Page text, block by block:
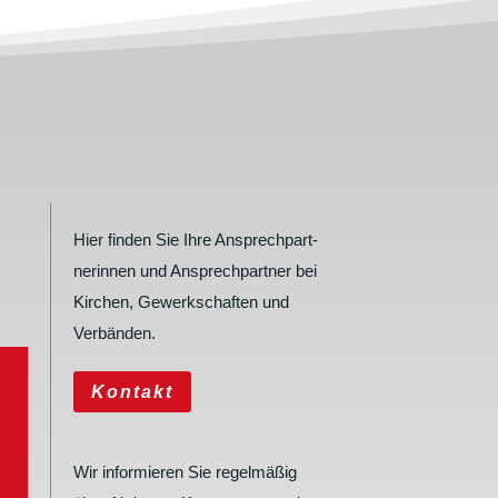
Hier finden Sie Ihre Ansprech­part­
ne­rinnen und Ansprech­partner bei
Kirchen, Gewerk­schaften und
Verbänden.
Kontakt
Wir infor­mieren Sie regel­mäßig